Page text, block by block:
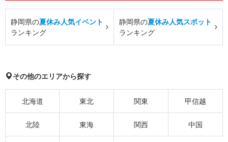
静岡県の夏休み人気イベント
ランキング
静岡県の夏休み人気スポット
ランキング
その他のエリアから探す
北海道 東北 関東 甲信越
北陸 東海 関西 中国